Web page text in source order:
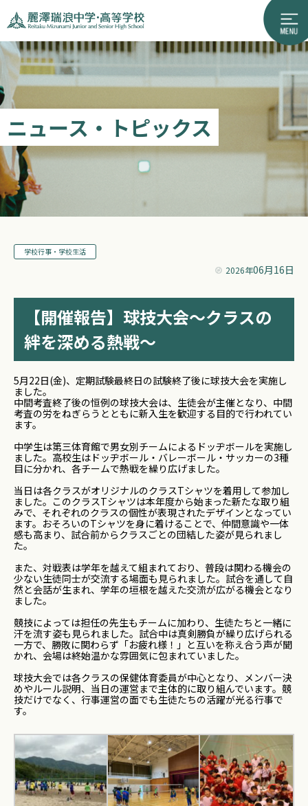
ニュース・トピックス
学校行事・学校生活
2026年06月16日
【開催報告】球技大会～クラスの
絆を深める熱戦～
5月22日(金)、定期試験最終日の試験終了後に球技大会を実施し
ました。
中間考査終了後の恒例の球技大会は、生徒会が主催となり、中間
考査の労をねぎらうとともに新入生を歓迎する目的で行われてい
ます。
中学生は第三体育館で男女別チームによるドッヂボールを実施し
ました。高校生はドッヂボール・バレーボール・サッカーの3種
目に分かれ、各チームで熱戦を繰り広げました。
当日は各クラスがオリジナルのクラスTシャツを着用して参加し
ました。このクラスTシャツは本年度から始まった新たな取り組
みで、それぞれのクラスの個性が表現されたデザインとなってい
ます。おそろいのTシャツを身に着けることで、仲間意識や一体
感も高まり、試合前からクラスごとの団結した姿が見られまし
た。
また、対戦表は学年を越えて組まれており、普段は関わる機会の
少ない生徒同士が交流する場面も見られました。試合を通して自
然と会話が生まれ、学年の垣根を越えた交流が広がる機会となり
ました。
競技によっては担任の先生もチームに加わり、生徒たちと一緒に
汗を流す姿も見られました。試合中は真剣勝負が繰り広げられる
一方で、勝敗に関わらず「お疲れ様！」と互いを称え合う声が聞
かれ、会場は終始温かな雰囲気に包まれていました。
球技大会では各クラスの保健体育委員が中心となり、メンバー決
めやルール説明、当日の運営まで主体的に取り組んでいます。競
技だけでなく、行事運営の面でも生徒たちの活躍が光る行事で
す。